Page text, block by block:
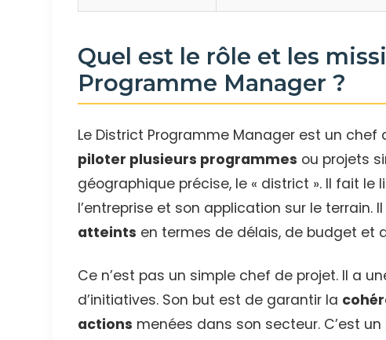
Quel est le rôle et les
Programme Manager ?
Le District Programme Manager est un chef
piloter plusieurs programmes ou projets
géographique précise, le « district ». Il fait
l’entreprise et son application sur le terrain.
atteints en termes de délais, de budget et
Ce n’est pas un simple chef de projet. Il a
d’initiatives. Son but est de garantir la
actions menées dans son secteur. C’est